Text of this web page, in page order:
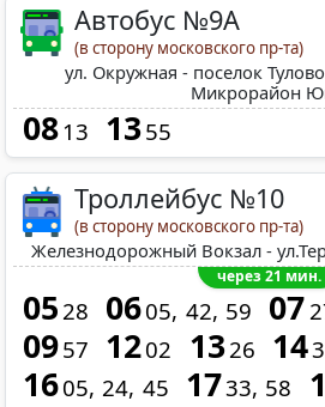
Автобус №9А
(в сторону московского пр-та)
ул. Окружная - поселок
Микрорайон
08 13 1355
Троллейбус №10
(в сторону московского пр-та)
Железнодорожный Вокзал -
через 21 мин.
0528 0605 42 59 07
0957 1202 1326 14
1605 24 45 1733 58